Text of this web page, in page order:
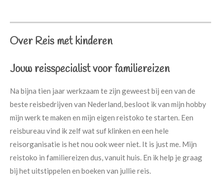
Over Reis met kinderen
Jouw reisspecialist voor familiereizen
Na bijna tien jaar werkzaam te zijn geweest bij een van de
beste reisbedrijven van Nederland, besloot ik van mijn hobby
mijn werk te maken en mijn eigen reistoko te starten. Een
reisbureau vind ik zelf wat suf klinken en een hele
reisorganisatie is het nou ook weer niet. It is just me. Mijn
reistoko in familiereizen dus, vanuit huis. En ik help je graag
bij het uitstippelen en boeken van jullie reis.